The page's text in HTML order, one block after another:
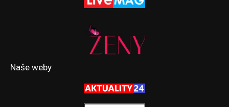
Naše weby